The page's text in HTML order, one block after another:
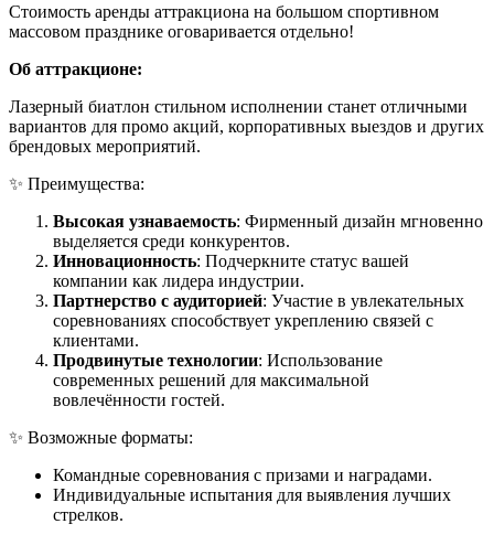
Стоимость аренды аттракциона на большом спортивном
массовом празднике оговаривается отдельно!
Об аттракционе:
Лазерный биатлон стильном исполнении станет отличными
вариантов для промо акций, корпоративных выездов и других
брендовых мероприятий.
✨ Преимущества:
Высокая узнаваемость: Фирменный дизайн мгновенно
выделяется среди конкурентов.
Инновационность: Подчеркните статус вашей
компании как лидера индустрии.
Партнерство с аудиторией: Участие в увлекательных
соревнованиях способствует укреплению связей с
клиентами.
Продвинутые технологии: Использование
современных решений для максимальной
вовлечённости гостей.
✨ Возможные форматы:
Командные соревнования с призами и наградами.
Индивидуальные испытания для выявления лучших
стрелков.